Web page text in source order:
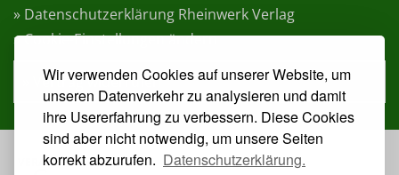
Wir verwenden Cookies auf unserer Website, um
unseren Datenverkehr zu analysieren und damit
ihre Usererfahrung zu verbessern. Diese Cookies
sind aber nicht notwendig, um unsere Seiten
korrekt abzurufen. Datenschutzerklärung.
» Datenschutzerklärung Rheinwerk Verlag
» Cookie-Einstellungen ändern
» Vertrag widerrufen
VERANSTALTER: